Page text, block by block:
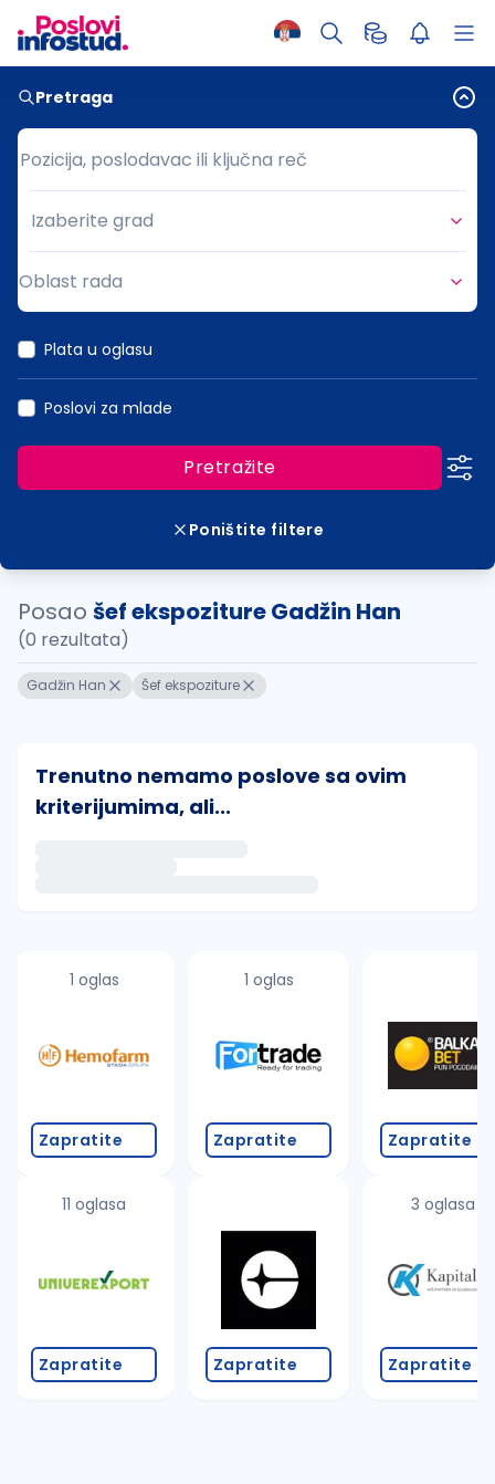
Pretraga
Pozicija, poslodavac ili ključna reč
Pozicija, poslodavac ili ključna reč
Grad
Izaberite grad
Oblast rada
Plata u oglasu
Poslovi za mlade
Pretražite
Poništite filtere
Posao šef ekspoziture Gadžin Han
(0 rezultata)
Gadžin Han Šef ekspoziture
Trenutno nemamo poslove sa ovim
kriterijumima, ali...
proverite pravopisne greške (koristite č, ć, š, đ,
promenite odabrane filtere pretrage
1 oglas
Zapratite
11 oglasa
Zapratite
1 oglas
Zapratite
Zapratite
Zapratite
3 oglasa
Zapratite